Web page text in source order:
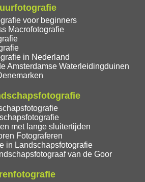
voor beginners
Macrofotografie
in Nederland
Amsterdamse Waterleidingduinen
met lange sluitertijden
Fotograferen
in Landschapsfotografie
van de Goor